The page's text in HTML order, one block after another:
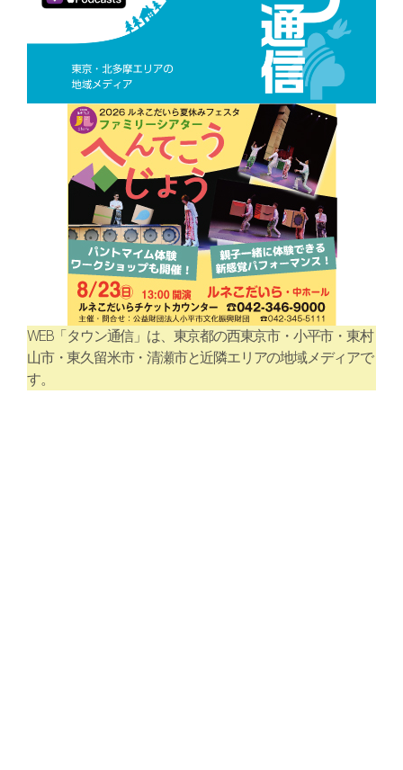
WEB「タウン通信」は、東京都の西東京市・小平市・東村
山市・東久留米市・清瀬市と近隣エリアの地域メディアで
す。